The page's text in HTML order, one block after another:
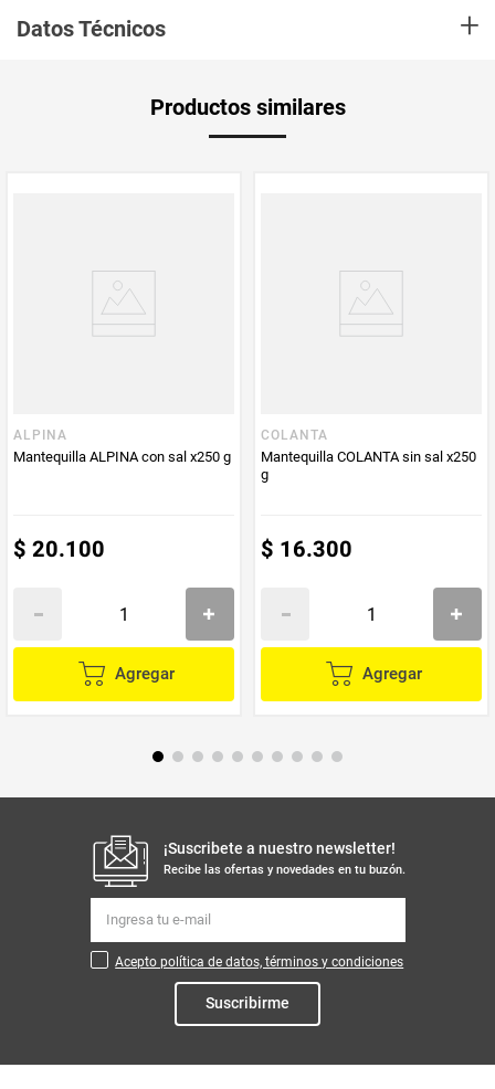
Datos Técnicos +
Productos similares
ALPINA
Mantequilla ALPINA con sal x250 g
$ 20.100
Agregar
COLANTA
Mantequilla COLANTA sin sal x250
g
$ 16.300
Agregar
¡Suscribete a nuestro newsletter!
Recibe las ofertas y novedades en tu buzón.
Acepto política de datos, términos y condiciones
Suscribirme